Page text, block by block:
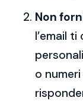
Non
l’email
o